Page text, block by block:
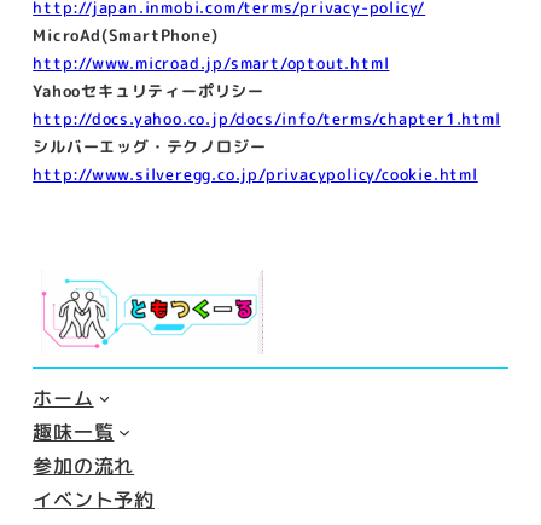
http://japan.inmobi.com/terms/privacy-policy/
MicroAd(SmartPhone)
http://www.microad.jp/smart/optout.html
Yahooセキュリティーポリシー
http://docs.yahoo.co.jp/docs/info/terms/chapter1.html
シルバーエッグ・テクノロジー
http://www.silveregg.co.jp/privacypolicy/cookie.html
ホーム
趣味一覧
参加の流れ
イベント予約